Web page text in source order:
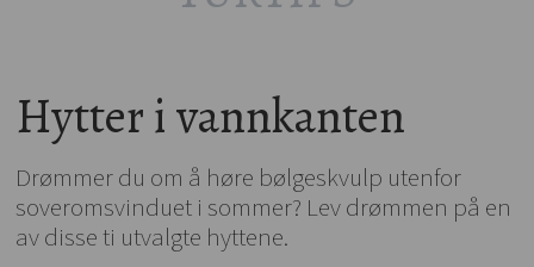
Hytter i vannkanten
Drømmer du om å høre bølgeskvulp utenfor
soveromsvinduet i sommer? Lev drømmen på en
av disse ti utvalgte hyttene.